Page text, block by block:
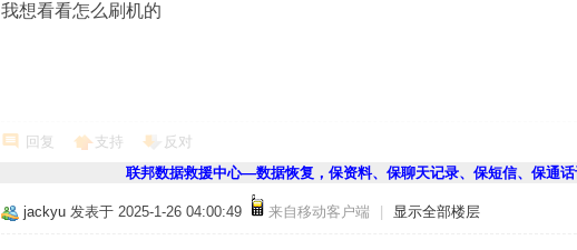
我想看看怎么刷机的
回复 支持 反对
联邦数据救援中心—数据恢复，保资料、保聊天记录、保短信、保通
jackyu 发表于 2025-1-26 04:00:49 来自移动客户端 显示全部楼层